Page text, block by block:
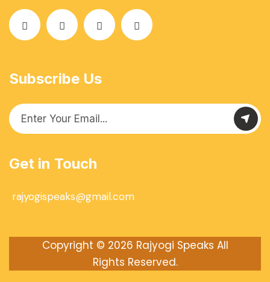
Subscribe Us
Get in Touch
rajyogispeaks@gmail.com
Copyright © 2026 Rajyogi Speaks All
Rights Reserved.